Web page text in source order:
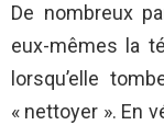
De nombreux
eux-mêmes la
lorsqu’elle
« nettoyer ». En